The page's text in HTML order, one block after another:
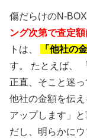
傷だらけのN-BOX
ング次第で査定
トは、
「他社の
す。 たとえば、
正直、そこと迷
他社の金額を伝
アップします」
だし、明らかに